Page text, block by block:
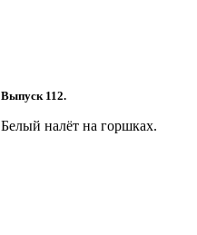
Выпуск 112.
Белый налёт на горшках.